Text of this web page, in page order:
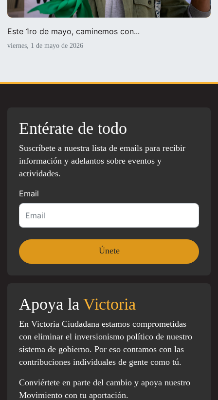
Este 1ro de mayo, caminemos con...
viernes, 1 de mayo de 2026
Entérate de todo
Suscríbete a nuestra lista de emails para recibir
información y adelantos sobre eventos y
actividades.
Email
Apoya la Victoria
En Victoria Ciudadana estamos comprometidas
con eliminar el inversionismo político de nuestro
sistema de gobierno. Por eso contamos con las
contribuciones individuales de gente como tú.
Conviértete en parte del cambio y apoya nuestro
Movimiento con tu aportación.